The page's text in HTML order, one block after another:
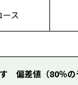
ス
偏差値（80％の